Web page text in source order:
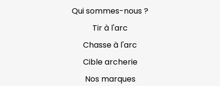
Qui sommes-nous ?
Tir à l'arc
Chasse à l'arc
Cible archerie
Nos marques